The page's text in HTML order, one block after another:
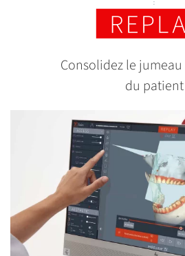
Consolidez le
du patient